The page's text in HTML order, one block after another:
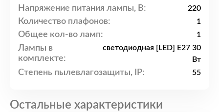
Напряжение питания лампы, В: 220
Количество плафонов: 1
Общее кол-во ламп: 1
Лампы в
комплекте:
светодиодная [LED] E27 30
Вт
Степень пылевлагозащиты, IP: 55
Остальные характеристики